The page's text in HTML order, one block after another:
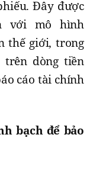
Đây được
với mô hình
thế giới, trong
dòng tiền
cáo tài chính
bạch để bảo